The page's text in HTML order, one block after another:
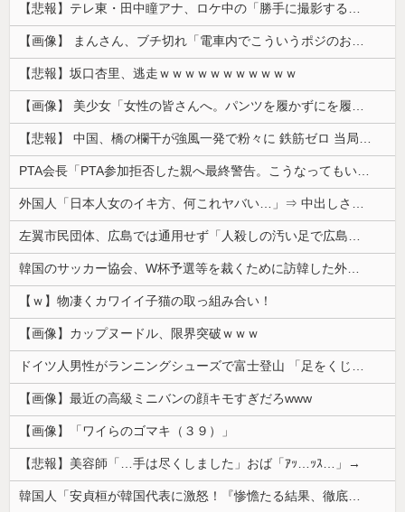
【悲報】テレ東・田中瞳アナ、ロケ中の「勝手に撮影する人」に苦言「面識のない方にカメラを向けられるのは恐怖」
【画像】 まんさん、ブチ切れ「電車内でこういうポジのおじ、ガチでイラネ」→
【悲報】坂口杏里、逃走ｗｗｗｗｗｗｗｗｗｗｗ
【画像】 美少女「女性の皆さんへ。パンツを履かずにを履いてみてください」
【悲報】 中国、橋の欄干が強風一発で粉々に 鉄筋ゼロ 当局「接着剤でくっつけただけ」「正常で、品質問題はない」
PTA会長「PTA参加拒否した親へ最終警告。こうなってもいい？」
外国人「日本人女のイキ方、何これヤバい…」⇒ 中出しされ痙攣する姿が海外で話題に
左翼市民団体、広島では通用せず「人殺しの汚い足で広島の土を踏むな！」→広島県民「お前らの方が汚いんじゃ！」「ワシらが広島県民じゃ」
韓国のサッカー協会、W杯予選等を裁くために訪韓した外国人審判を「性接待」していた……大して強くもないチームが潤沢な予算を持ってりゃそうなるわな
【ｗ】物凄くカワイイ子猫の取っ組み合い！
【画像】カップヌードル、限界突破ｗｗｗ
ドイツ人男性がランニングシューズで富士登山 「足をくじいて動けない」
【画像】最近の高級ミニバンの顔キモすぎだろwww
【画像】「ワイらのゴマキ（３９）」
【悲報】美容師「…手は尽くしました」おば「ｱｯ…ｯｽ…」→
韓国人「安貞桓が韓国代表に激怒！『惨憺たる結果、徹底的な刷新が必要だ』と監督や協会を痛烈批判」